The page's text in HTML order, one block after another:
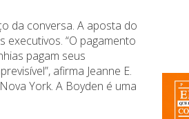
da conversa. A aposta do
“O pagamento
pagam seus
afirma Jeanne E.
York. A Boyden é uma